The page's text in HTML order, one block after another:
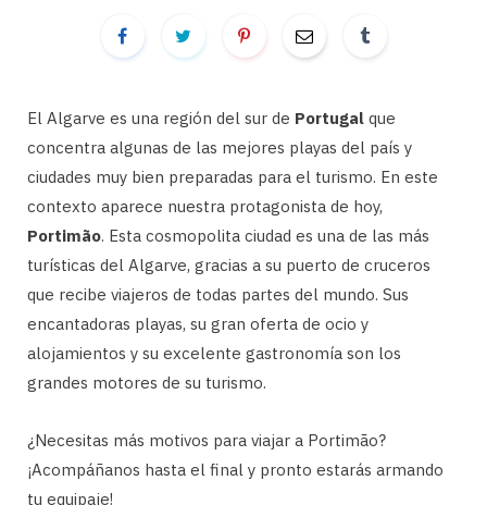
El Algarve es una región del sur de Portugal que
concentra algunas de las mejores playas del país y
ciudades muy bien preparadas para el turismo. En este
contexto aparece nuestra protagonista de hoy,
Portimão. Esta cosmopolita ciudad es una de las más
turísticas del Algarve, gracias a su puerto de cruceros
que recibe viajeros de todas partes del mundo. Sus
encantadoras playas, su gran oferta de ocio y
alojamientos y su excelente gastronomía son los
grandes motores de su turismo.
¿Necesitas más motivos para viajar a Portimão?
¡Acompáñanos hasta el final y pronto estarás armando
tu equipaje!